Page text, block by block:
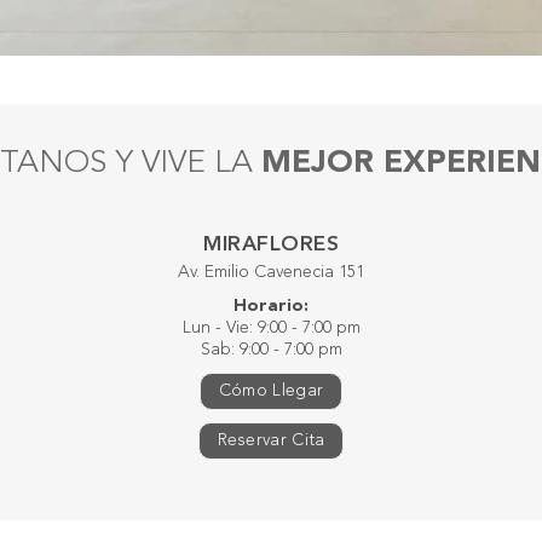
Y VIVE LA MEJOR
MIRAFLORES
Av. Emilio Cavenecia 151
Horario:
Lun - Vie: 9:00 - 7:00 pm
Sab: 9:00 - 7:00 pm
Cómo Llegar
Reservar Cita